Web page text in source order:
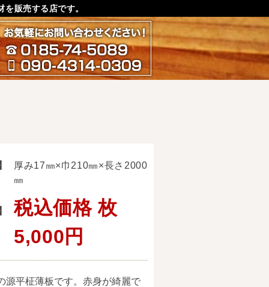
販売する店です。
お気軽にお問い合わせ下さ
0185-74-5089
090-4314-0309
厚み17㎜×巾210㎜×長さ2000
㎜
税込価格 枚
5,000円
源平柾薄板です。赤身が綺麗で